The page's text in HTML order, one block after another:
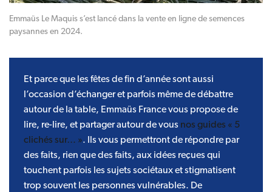
Emmaüs Le Maquis s’est lancé dans la vente en ligne de semences
paysannes en 2024.
Et parce que les fêtes de fin d’année sont aussi
l’occasion d’échanger et parfois même de débattre
autour de la table, Emmaüs France vous propose de
lire, re-lire, et partager autour de vous nos guides « 5
clichés sur… ». Ils vous permettront de répondre par
des faits, rien que des faits, aux idées reçues qui
touchent parfois les sujets sociétaux et stigmatisent
trop souvent les personnes vulnérables. De